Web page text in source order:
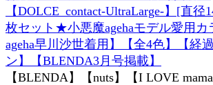
【DOLCE_contact-UltraLarge-】[直
枚セット★小悪魔agehaモデル愛用カ
ageha早川沙世着用】【全4色】【経
ン】【BLENDA3月号掲載】
【BLENDA】【nuts】【I LOVE